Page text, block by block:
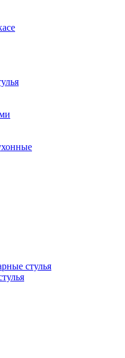
стулья